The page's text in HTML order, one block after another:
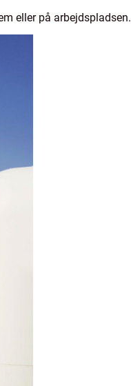
eller på arbejdspladsen.